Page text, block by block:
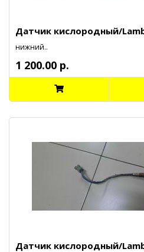
Датчик кислородный/
нижний..
1 200.00 р.
Датчик кислородный/